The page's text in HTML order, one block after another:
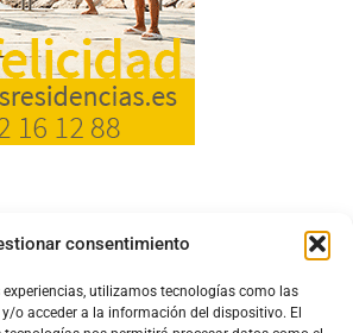
consentimiento
experiencias, utilizamos tecnologías como las
o acceder a la información del dispositivo. El